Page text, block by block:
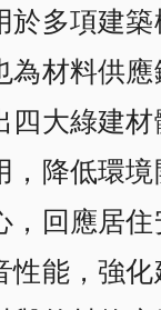
於多項建
為材料供
四大綠建
，降低環
回應居
性能，強